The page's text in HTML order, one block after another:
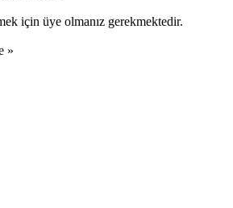
için üye olmanız gerekmektedir.
»